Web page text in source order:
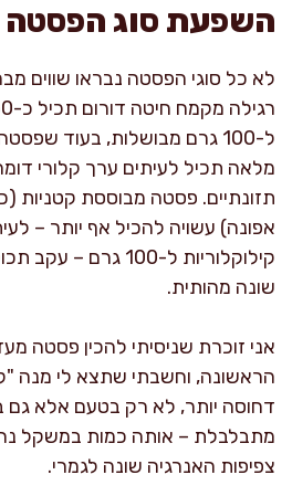
השפעת סוג הפסטה
לא כל סוגי הפסטה נבראו שווים
ל-100 גרם מבושלות, בעוד
מלאה תכיל לעיתים ערך קלורי
תזונתיים. פסטה מבוססת קטניות
קילוקלוריות ל-100
שונה מהותית.
אני זוכרת שניסיתי להכין פסטה
הראשונה, וחשבתי שתצא לי מנה
דחוסה יותר, לא רק בטעם אלא גם
מתבלבלת – אותה כמות במשקל
צפיפות האנרגיה שונה לגמרי.